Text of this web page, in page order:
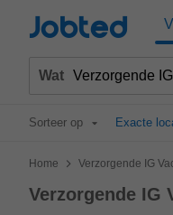
Jobted
Wat
Sorteer op Exacte
Home > Verzorgende IG
Verzorgende IG